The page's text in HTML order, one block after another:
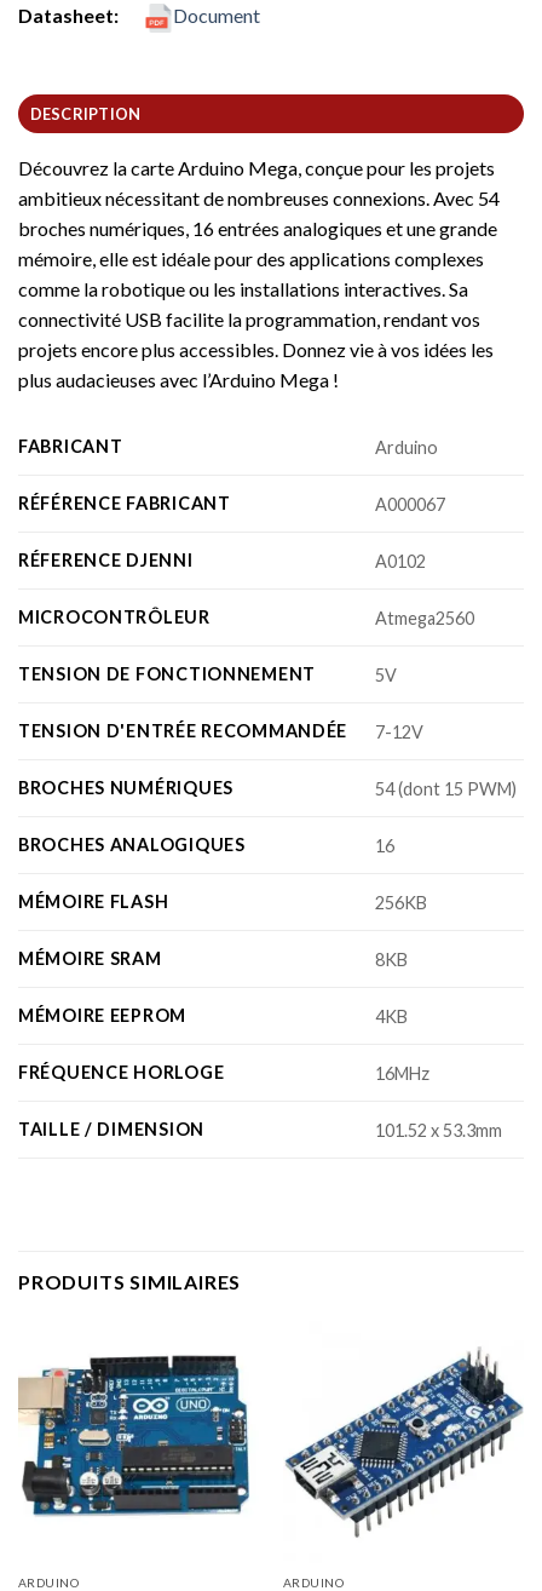
Datasheet: Document
DESCRIPTION
Découvrez la carte Arduino Mega, conçue pour les projets
ambitieux nécessitant de nombreuses connexions. Avec 54
broches numériques, 16 entrées analogiques et une grande
mémoire, elle est idéale pour des applications complexes
comme la robotique ou les installations interactives. Sa
connectivité USB facilite la programmation, rendant vos
projets encore plus accessibles. Donnez vie à vos idées les
plus audacieuses avec l’Arduino Mega !
FABRICANT Arduino
RÉFÉRENCE FABRICANT A000067
RÉFERENCE DJENNI A0102
MICROCONTRÔLEUR Atmega2560
TENSION DE FONCTIONNEMENT 5V
TENSION D'ENTRÉE RECOMMANDÉE 7-12V
BROCHES NUMÉRIQUES 54 (dont 15 PWM)
BROCHES ANALOGIQUES 16
MÉMOIRE FLASH 256KB
MÉMOIRE SRAM 8KB
MÉMOIRE EEPROM 4KB
FRÉQUENCE HORLOGE 16MHz
TAILLE / DIMENSION 101.52 x 53.3mm
PRODUITS SIMILAIRES
ARDUINO ARDUINO